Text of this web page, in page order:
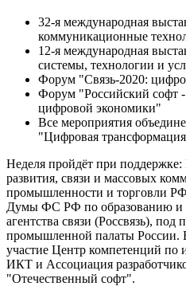
32-я международная
коммуникационные
12-я международная
системы, технологии и
Форум "Связь-2020:
Форум "Российский софт
цифровой экономики"
Все мероприятия
"Цифровая
Неделя пройдёт при
развития, связи и массовых
промышленности и торговли
Думы ФС РФ по образованию и
агентства связи (Россвязь), под
промышленной палаты России.
участие Центр компетенций
ИКТ и Ассоциация
"Отечественный софт".